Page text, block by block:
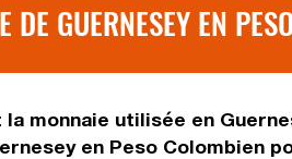
DE GUERNESEY EN
monnaie utilisée en
en Peso Colombien